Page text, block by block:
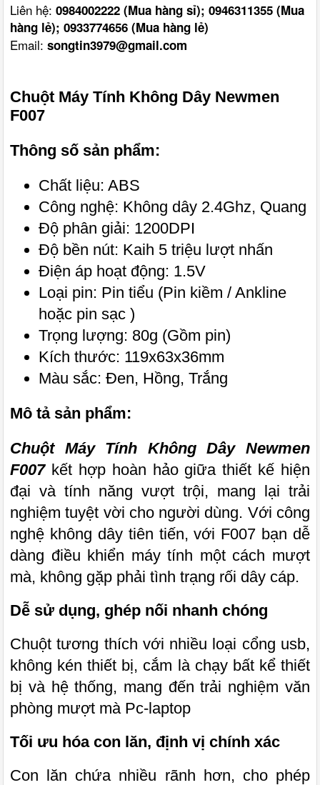
Liên hệ:0984002222 (Mua hàng sỉ); 0946311355 (Mua
hàng lẻ); 0933774656 (Mua hàng lẻ)
Email:songtin3979@gmail.com
Chuột Máy Tính Không Dây Newmen
F007
Thông số sản phẩm:
Chất liệu: ABS
Công nghệ: Không dây 2.4Ghz, Quang
Độ phân giải: 1200DPI
Độ bền nút: Kaih 5 triệu lượt nhấn
Điện áp hoạt động: 1.5V
Loại pin: Pin tiểu (Pin kiềm / Ankline
hoặc pin sạc )
Trọng lượng: 80g (Gồm pin)
Kích thước: 119x63x36mm
Màu sắc: Đen, Hồng, Trắng
Mô tả sản phẩm:
Chuột Máy Tính Không Dây Newmen
F007 kết hợp hoàn hảo giữa thiết kế hiện
đại và tính năng vượt trội, mang lại trải
nghiệm tuyệt vời cho người dùng. Với công
nghệ không dây tiên tiến, với F007 bạn dễ
dàng điều khiển máy tính một cách mượt
mà, không gặp phải tình trạng rối dây cáp.
Dễ sử dụng, ghép nối nhanh chóng
Chuột tương thích với nhiều loại cổng usb,
không kén thiết bị, cắm là chạy bất kể thiết
bị và hệ thống, mang đến trải nghiệm văn
phòng mượt mà Pc-laptop
Tối ưu hóa con lăn, định vị chính xác
Con lăn chứa nhiều rãnh hơn, cho phép